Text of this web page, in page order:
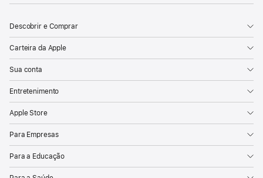
Descobrir e Comprar
Carteira da Apple
Sua conta
Entretenimento
Apple Store
Para Empresas
Para a Educação